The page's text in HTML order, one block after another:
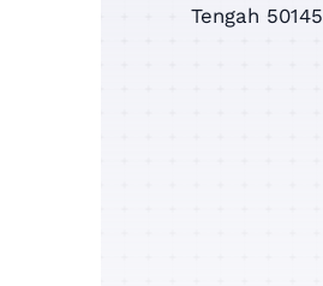
Tengah 50145